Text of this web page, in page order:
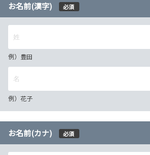
お名前(漢字) 必須
例）豊田
例）花子
お名前(カナ) 必須